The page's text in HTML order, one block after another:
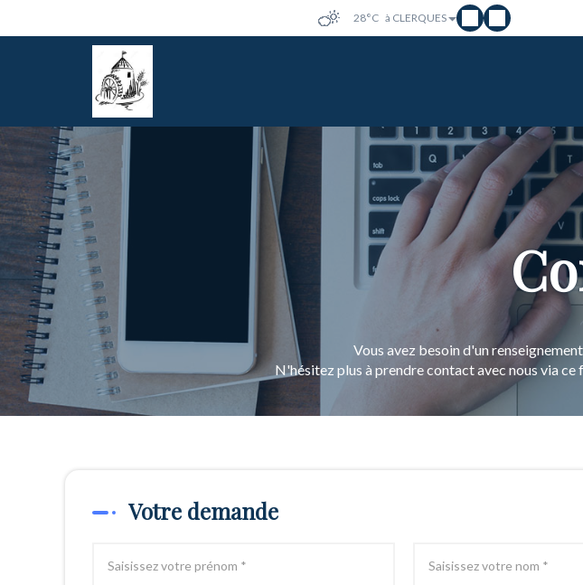
28°C à CLERQUES
Vous avez besoin d'un
N'hésitez plus à prendre contact avec nous via
Votre demande